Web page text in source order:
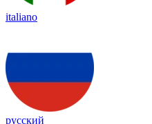
italiano
русский